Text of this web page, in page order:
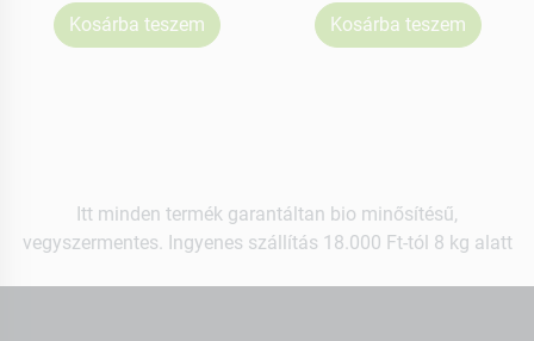
Kosárba teszem Kosárba teszem
Itt minden termék garantáltan bio minősítésű,
vegyszermentes. Ingyenes szállítás 18.000 Ft-tól 8 kg alatt